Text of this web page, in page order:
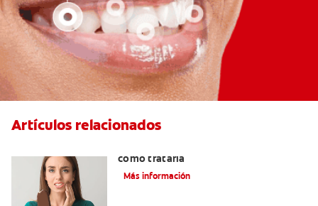
Artículos relacionados
cómo tratarla
Más información